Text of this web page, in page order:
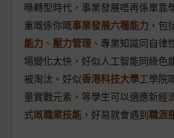
喺轉型時代，事業發展唔再係單靠
重嘅係你嘅事業發展六種能力 ，包
能力 、 壓力管理 、專業知識同自律
場變化太快，好似人工智能同綠色
被淘汰。好似香港科技大學工學院
量實戰元素，等學生可以適應新經
式嘅職業技能 ，好易就會遇到職涯